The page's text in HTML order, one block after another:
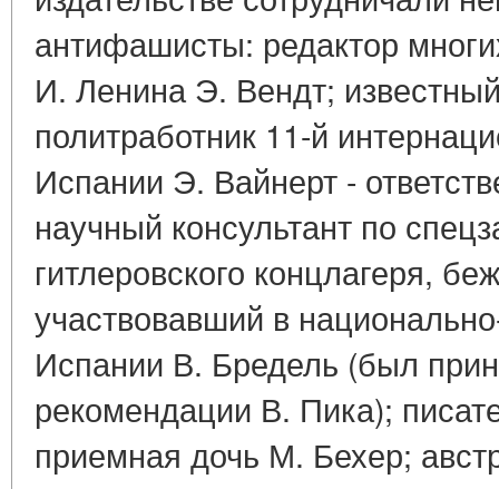
антифашисты: редактор
И. Ленина Э. Вендт;
политработник 11-й
Испании Э. Вайнерт -
научный консультант по
гитлеровского концлагеря,
участвовавший в
Испании В. Бредель (был
рекомендации В. Пика);
приемная дочь М. Бехер;